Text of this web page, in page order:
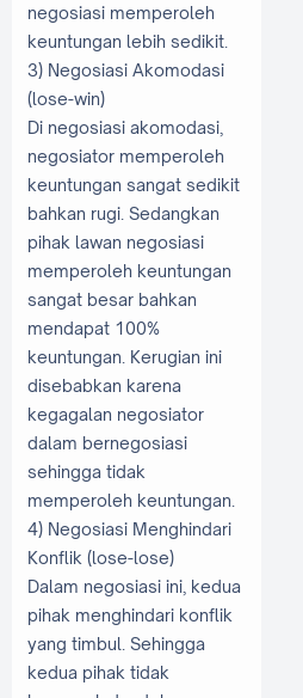
negosiasi memperoleh
keuntungan lebih sedikit.
3) Negosiasi Akomodasi
(lose-win)
Di negosiasi akomodasi,
negosiator memperoleh
keuntungan sangat sedikit
bahkan rugi. Sedangkan
pihak lawan negosiasi
memperoleh keuntungan
sangat besar bahkan
mendapat 100%
keuntungan. Kerugian ini
disebabkan karena
kegagalan negosiator
dalam bernegosiasi
sehingga tidak
memperoleh keuntungan.
4) Negosiasi Menghindari
Konflik (lose-lose)
Dalam negosiasi ini, kedua
pihak menghindari konflik
yang timbul. Sehingga
kedua pihak tidak